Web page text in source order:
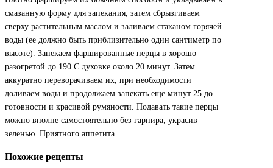
смазанную форму для запекания, затем сбрызгиваем
сверху растительным маслом и заливаем стаканом горячей
воды (ее должно быть приблизительно один сантиметр по
высоте). Запекаем фаршированные перцы в хорошо
разогретой до 190 С духовке около 20 минут. Затем
аккуратно переворачиваем их, при необходимости
доливаем воды и продолжаем запекать еще минут 25 до
готовности и красивой румяности. Подавать такие перцы
можно вполне самостоятельно без гарнира, украсив
зеленью. Приятного аппетита.
Похожие рецепты